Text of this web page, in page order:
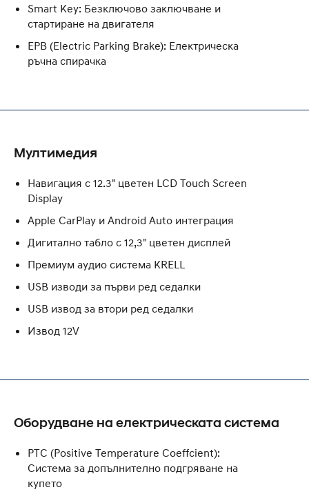
Smart Key: Безключово заключване и
стартиране на двигателя
EPB (Electric Parking Brake): Електрическа
ръчна спирачка
Мултимедия
Навигация с 12.3" цветен LCD Touch Screen
Display
Apple CarPlay и Android Auto интеграция
Дигитално табло с 12,3" цветен дисплей
Премиум аудио система KRELL
USB изводи за първи ред седалки
USB извод за втори ред седалки
Извод 12V
Оборудване на електрическата система
PTC (Positive Temperature Coeffcient):
Система за допълнително подгряване на
купето